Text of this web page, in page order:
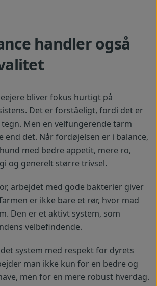
handler også
bliver fokus hurtigt på
Det er forståeligt, fordi det er
Men en velfungerende tarm
end det. Når fordøjelsen er i balance,
med bedre appetit, mere ro,
og generelt større trivsel.
arbejdet med gode bakterier giver
er ikke bare et rør, hvor mad
Den er et aktivt system, som
velbefindende.
system med respekt for dyrets
man ikke kun for en bedre og
men for en mere robust hverdag.